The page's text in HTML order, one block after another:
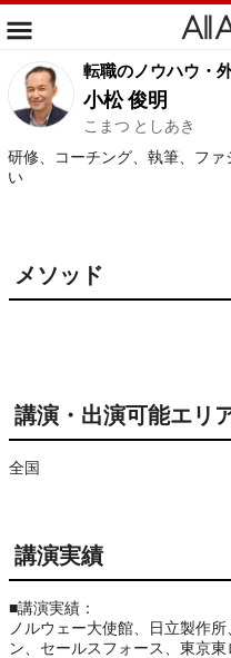
転職のノウハウ・
小松 俊明
こまつ としあき
研修、コーチング、執筆、フ
い
メソッド
講演・出演可能エリ
全国
講演実績
■講演実績：
ノルウェー大使館、日立製作
ン、セールスフォース、東京